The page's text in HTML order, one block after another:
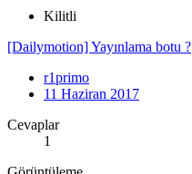
Kilitli
[Dailymotion] Yayınlama botu ?
r1primo
11 Haziran 2017
Cevaplar
1